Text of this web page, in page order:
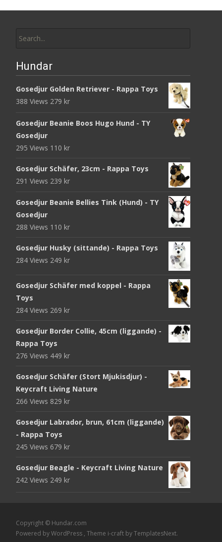
for:
Hundar
Gosedjur Golden Retriever - Rappa Toys
388 Views 279 kr
Gosedjur Beanie Boos Hugo Hund - TY
Gosedjur
295 Views 110 kr
Gosedjur Schäfer, 23cm - Rappa Toys
291 Views 239 kr
Gosedjur Beanie Bellies Tink (Hund) - TY
Gosedjur
288 Views 110 kr
Gosedjur Husky (sittande) - Rappa Toys
284 Views 249 kr
Gosedjur Schäfer med koppel - Rappa
Toys
284 Views 269 kr
Gosedjur Border Collie, 45cm (liggande) -
Rappa Toys
276 Views 449 kr
Gosedjur Schäfer (Stort Mjukisdjur) -
Keycraft Living Nature
266 Views 829 kr
Gosedjur Labrador, brun, 61cm (liggande)
- Rappa Toys
245 Views 679 kr
Gosedjur Beagle - Keycraft Living Nature
242 Views 249 kr
Copyright © Hundar.com
Powered by WordPress , Theme i-craft by TemplatesNext.